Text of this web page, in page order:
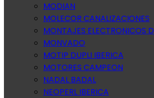
MODIAN
MOLECOR CANALIZACIONES
MONTAJES ELECTRONICOS
MONVADO
MOTIP DUPLI IBERICA
MOTORES CAMPEON
NADAL BADAL
NEOPERL IBERICA